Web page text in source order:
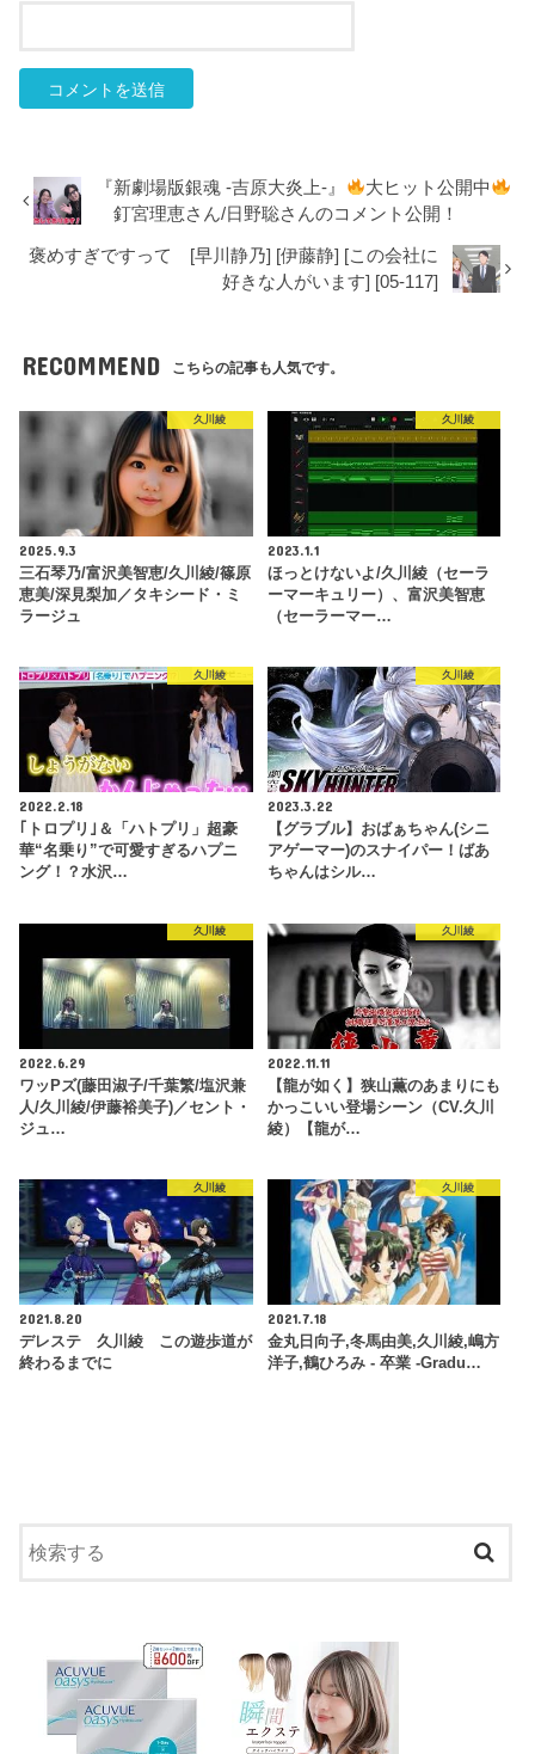
『新劇場版銀魂 -吉原大炎上-』
大ヒット公開中
釘宮理恵さん/日野聡さんのコメント公開！
褒めすぎですって [早川静乃] [伊藤静] [この会社に
好きな人がいます] [05-117]
RECOMMEND こちらの記事も人気です。
久川綾
2025.9.3
三石琴乃/富沢美智恵/久川綾/篠原
恵美/深見梨加／タキシード・ミ
ラージュ
久川綾
2023.1.1
ほっとけないよ/久川綾（セーラ
ーマーキュリー）、富沢美智恵
（セーラーマー…
久川綾
2022.2.18
｢トロプリ｣＆「ハトプリ」超豪
華“名乗り”で可愛すぎるハプニ
ング！？水沢…
久川綾
2023.3.22
【グラブル】おばぁちゃん(シニ
アゲーマー)のスナイパー！ばあ
ちゃんはシル…
久川綾
2022.6.29
ワッPズ(藤田淑子/千葉繁/塩沢兼
人/久川綾/伊藤裕美子)／セント・
ジュ…
久川綾
2022.11.11
【龍が如く】狭山薫のあまりにも
かっこいい登場シーン（CV.久川
綾）【龍が…
久川綾
2021.8.20
デレステ 久川綾 この遊歩道が
終わるまでに
久川綾
2021.7.18
金丸日向子,冬馬由美,久川綾,嶋方
洋子,鶴ひろみ - 卒業 -Gradu…